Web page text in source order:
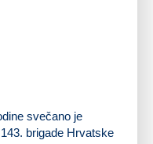
svečano je
brigade Hrvatske